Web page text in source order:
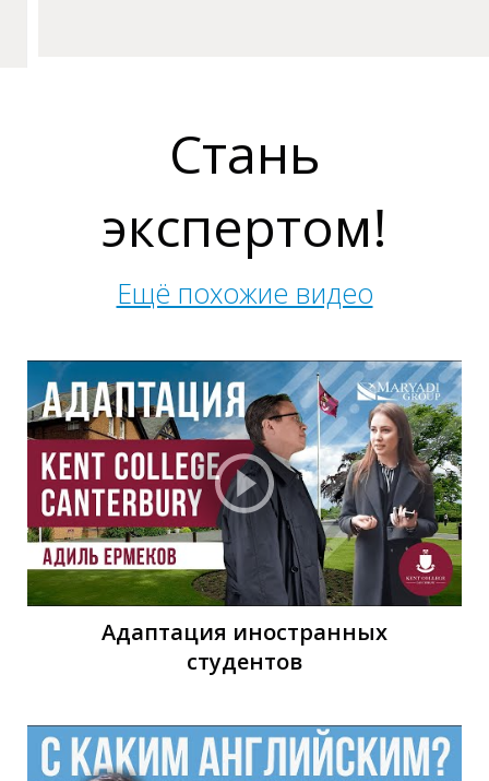
У
С
Стань
экспертом!
Ещё похожие видео
Адаптация иностранных
студентов